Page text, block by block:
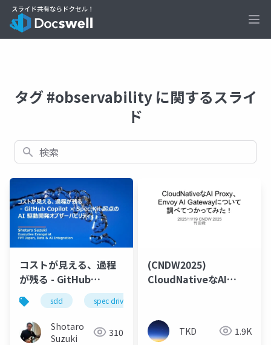
タグ #observability に関するスライ
ド
検索
コストが見える、過程
が残る - GitHub
Copilot × Spec Kit 起
点の AI 駆動開発オブザ
ーバビリティ
sdd spec driven development
Shotaro
Suzuki
310
(CNDW2025)
CloudNativeなAI
て使ってみた！
TKD 1.9K